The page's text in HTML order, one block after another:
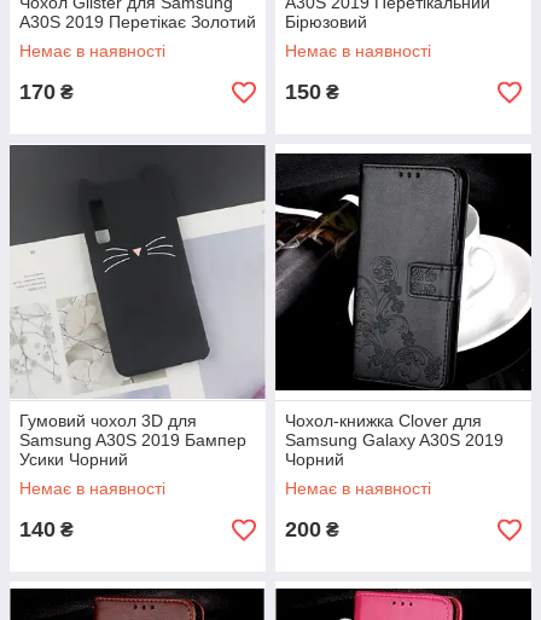
A30S 2019 Перетікає Золотий
Немає в наявності
170 ₴
Бірюзовий
Немає в наявності
150 ₴
Гумовий чохол 3D для
Samsung A30S 2019 Бампер
Усики Чорний
Немає в наявності
140 ₴
Чохол-книжка Clover для
Samsung Galaxy A30S 2019
Чорний
Немає в наявності
200 ₴